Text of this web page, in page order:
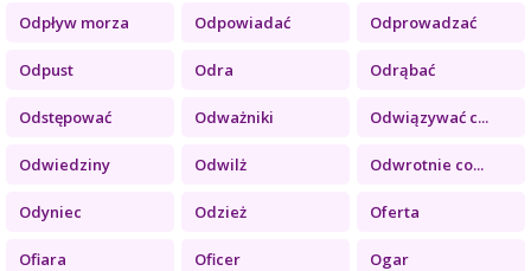
Odpływ morza Odpowiadać Odprowadzać
Odpust Odra Odrąbać
Odstępować Odważniki Odwiązywać c...
Odwiedziny Odwilż Odwrotnie co...
Odyniec Odzież Oferta
Ofiara Oficer Ogar